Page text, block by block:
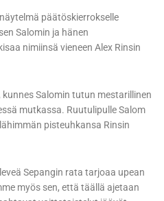
päätöskierrokselle
Salomin ja hänen
nimiinsä vieneen Alex Rinsin
kunnes Salomin tutun mestarillinen
mutkassa. Ruutulipulle Salom
pisteuhkansa Rinsin
Sepangin rata tarjoaa upean
myös sen, että täällä ajetaan